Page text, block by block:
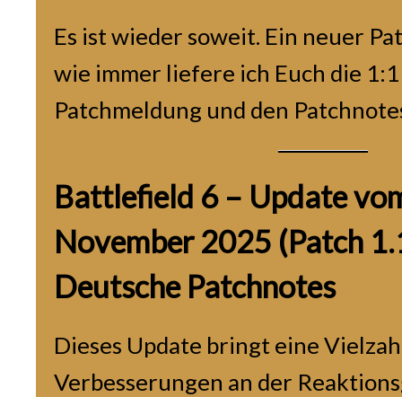
Es ist wieder soweit. Ein neuer
wie immer liefere ich Euch die
Patchmeldung und den
Battlefield 6 – Update
November 2025 (Patch
Deutsche Patchnotes
Dieses Update bringt eine
Verbesserungen an der